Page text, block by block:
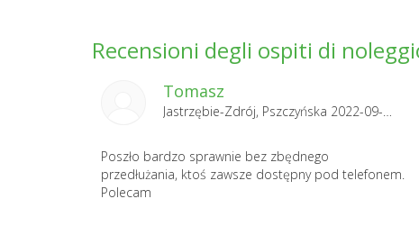
Recensioni degli ospiti di
Tomasz
Poszło bardzo sprawnie bez zbędnego
przedłużania, ktoś zawsze dostępny pod telefonem.
Polecam